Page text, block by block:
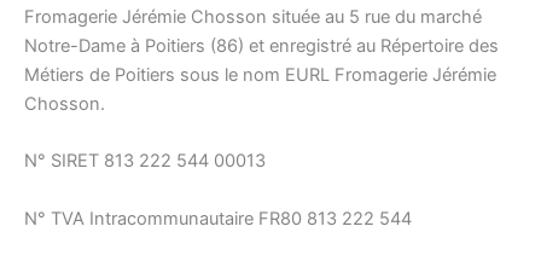
Fromagerie Jérémie Chosson située au 5 rue du marché
Notre-Dame à Poitiers (86) et enregistré au Répertoire des
Métiers de Poitiers sous le nom EURL Fromagerie Jérémie
Chosson.
N° SIRET 813 222 544 00013
N° TVA Intracommunautaire FR80 813 222 544